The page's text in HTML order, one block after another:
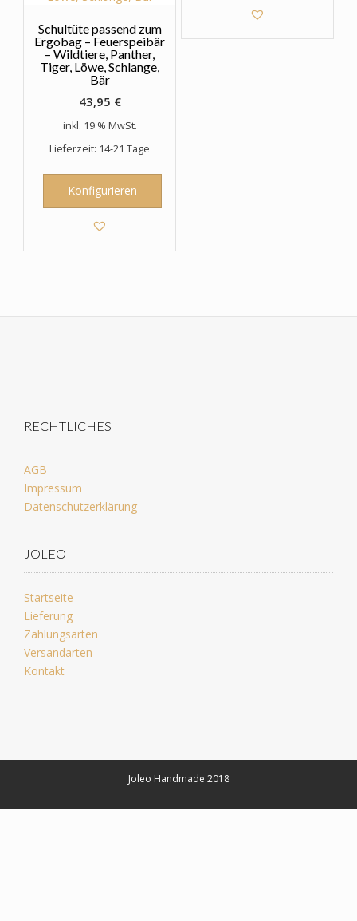
Schultüte passend zum
Ergobag – Feuerspeibär
– Wildtiere, Panther,
Tiger, Löwe, Schlange,
Bär
43,95 €
inkl. 19 % MwSt.
Lieferzeit: 14-21 Tage
Konfigurieren
RECHTLICHES
AGB
Impressum
Datenschutzerklärung
JOLEO
Startseite
Lieferung
Zahlungsarten
Versandarten
Kontakt
Joleo Handmade 2018